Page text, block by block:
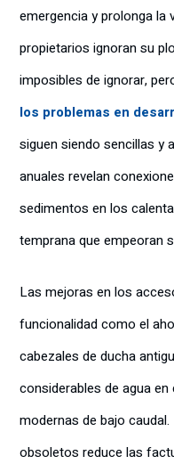
emergencia y prolonga la
propietarios ignoran su
imposibles de ignorar,
los problemas en
siguen siendo sencillas y
anuales revelan
sedimentos en los
temprana que empeoran
Las mejoras en los
funcionalidad como el
cabezales de ducha
considerables de agua
modernas de bajo
obsoletos reduce las